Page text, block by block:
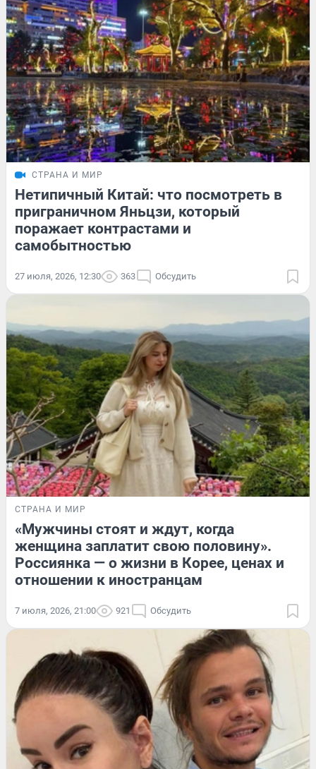
СТРАНА И МИР
Нетипичный Китай: что посмотреть в
приграничном Яньцзи, который
поражает контрастами и
самобытностью
27 июля, 2026, 12:30 363 Обсудить
СТРАНА И МИР
«Мужчины стоят и ждут, когда
женщина заплатит свою половину».
Россиянка — о жизни в Корее, ценах и
отношении к иностранцам
7 июля, 2026, 21:00 921 Обсудить